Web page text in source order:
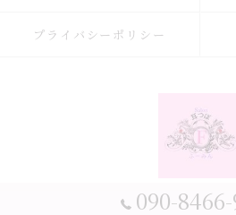
090-
プライバシーポリシー